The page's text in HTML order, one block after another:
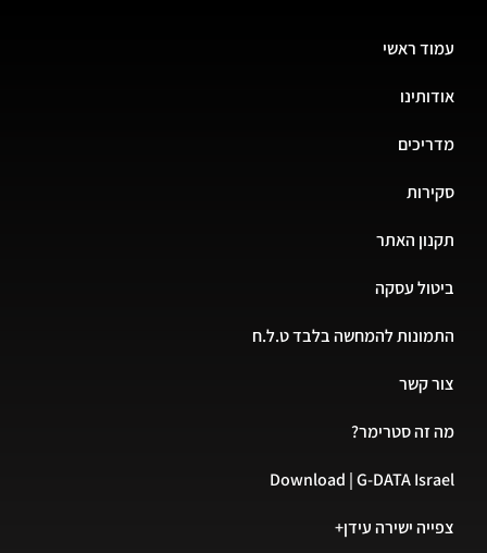
ראשי
האתר
עסקה
להמחשה בלבד ט.ל.ח
קשר
זה סטרימר?
Download | G-DATA
ישירה עידן+